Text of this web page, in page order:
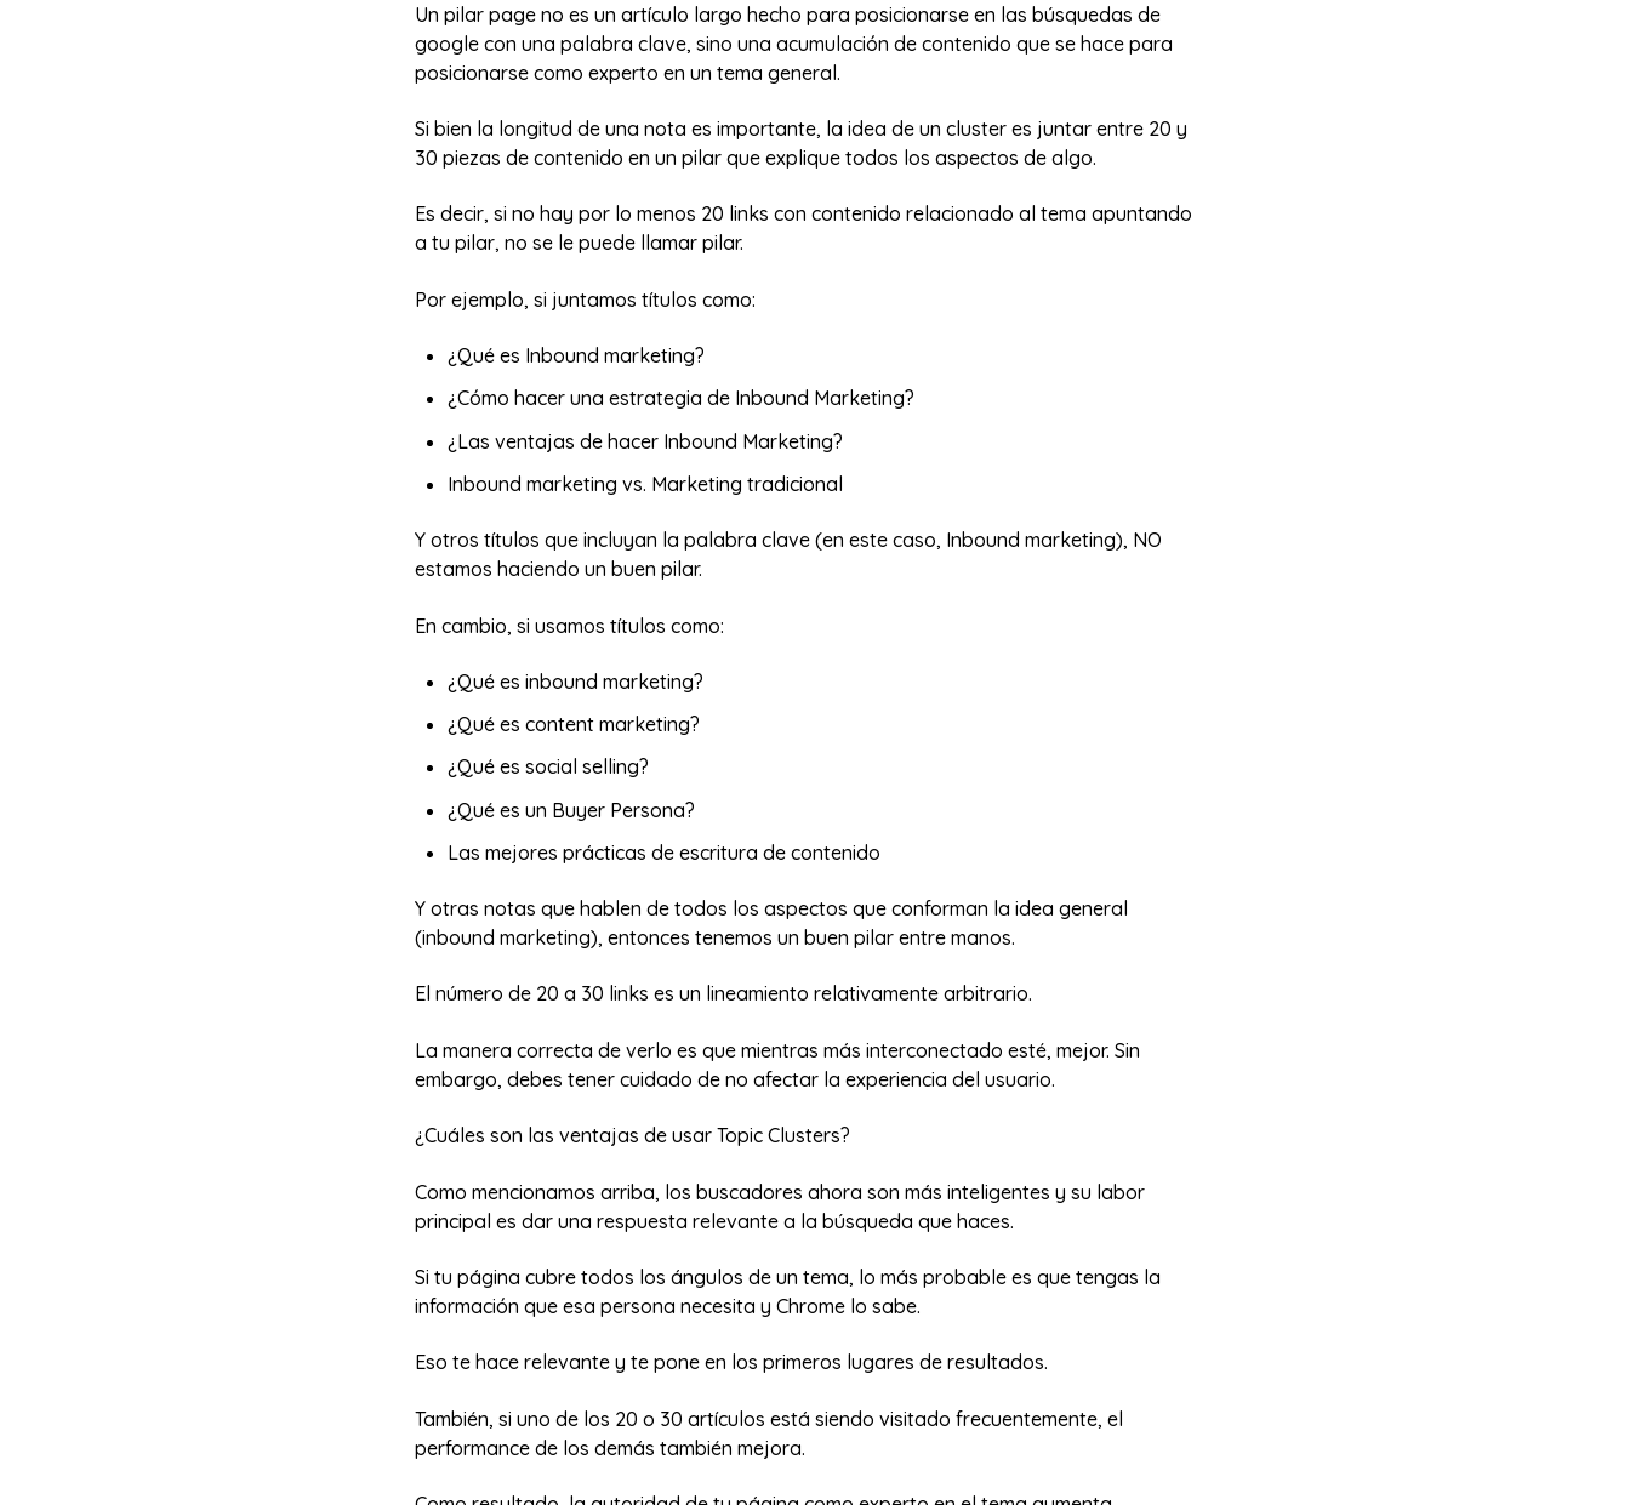
Un pilar page no es un artículo largo hecho para posicionarse en las búsquedas de
google con una palabra clave, sino una acumulación de contenido que se hace para
posicionarse como experto en un tema general.
Si bien la longitud de una nota es importante, la idea de un cluster es juntar entre 20 y
30 piezas de contenido en un pilar que explique todos los aspectos de algo.
Es decir, si no hay por lo menos 20 links con contenido relacionado al tema apuntando
a tu pilar, no se le puede llamar pilar.
Por ejemplo, si juntamos títulos como:
¿Qué es Inbound marketing?
¿Cómo hacer una estrategia de Inbound Marketing?
¿Las ventajas de hacer Inbound Marketing?
Inbound marketing vs. Marketing tradicional
Y otros títulos que incluyan la palabra clave (en este caso, Inbound marketing), NO
estamos haciendo un buen pilar.
En cambio, si usamos títulos como:
¿Qué es inbound marketing?
¿Qué es content marketing?
¿Qué es social selling?
¿Qué es un Buyer Persona?
Las mejores prácticas de escritura de contenido
Y otras notas que hablen de todos los aspectos que conforman la idea general
(inbound marketing), entonces tenemos un buen pilar entre manos.
El número de 20 a 30 links es un lineamiento relativamente arbitrario.
La manera correcta de verlo es que mientras más interconectado esté, mejor. Sin
embargo, debes tener cuidado de no afectar la experiencia del usuario.
¿Cuáles son las ventajas de usar Topic Clusters?
Como mencionamos arriba, los buscadores ahora son más inteligentes y su labor
principal es dar una respuesta relevante a la búsqueda que haces.
Si tu página cubre todos los ángulos de un tema, lo más probable es que tengas la
información que esa persona necesita y Chrome lo sabe.
Eso te hace relevante y te pone en los primeros lugares de resultados.
También, si uno de los 20 o 30 artículos está siendo visitado frecuentemente, el
performance de los demás también mejora.